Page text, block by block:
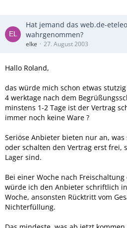
Hat jemand das web.de-
wahrgenommen?
elke 27. August 2003
Hallo Roland,
das würde mich schon etwas
4 werktage nach dem
minstens 1-2 Tage ist der Vertrag
immer noch keine Ware ?
Seriöse Anbieter bieten nur an,
oder schalten den Vertrag erst frei,
Lager sind.
Bei einer Woche nach
würde ich den Anbieter schriftlich
Woche, ansonsten Rücktritt vom
Nichterfüllung.